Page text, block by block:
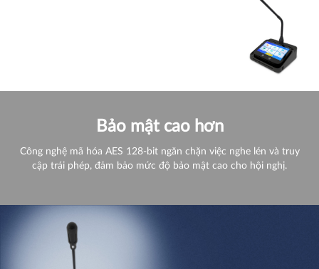
Bảo mật cao hơn
Công nghệ mã hóa AES 128-bit ngăn chặn việc nghe lén và truy
cập trái phép, đảm bảo mức độ bảo mật cao cho hội nghị.